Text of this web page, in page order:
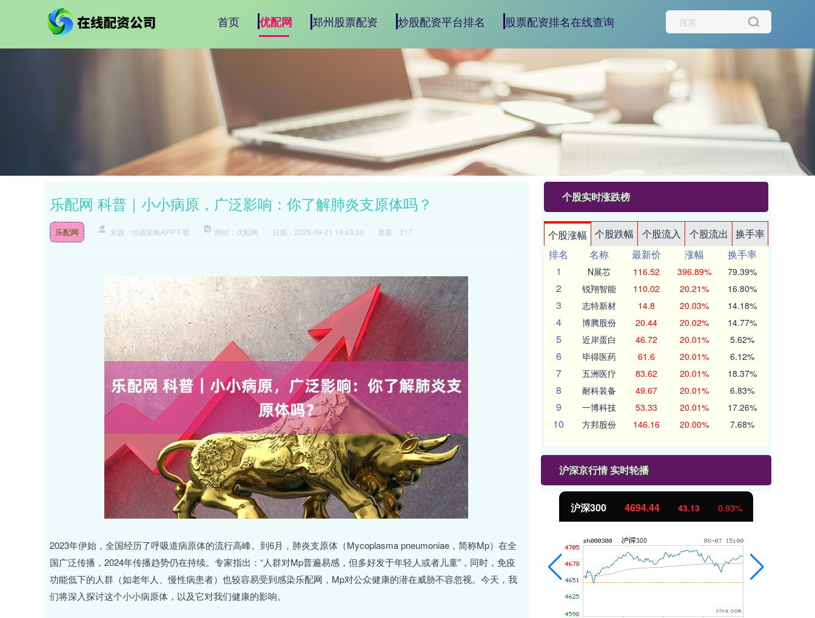
首页 优配网 郑州股票配资 炒股配资平台排名 股票配资排名在线查询
乐配网 科普｜小小病原，广泛影响：你了解肺炎支原体吗？
乐配网 来源：恒盛策略APP下载 网站：优配网 日期：2025-09-21 19:43:30 查看：217
2023年伊始，全国经历了呼吸道病原体的流行高峰。到6月，肺炎支原体（Mycoplasma pneumoniae，简称Mp）在全
国广泛传播，2024年传播趋势仍在持续。专家指出：“人群对Mp普遍易感，但多好发于年轻人或者儿童”，同时，免疫
功能低下的人群（如老年人、慢性病患者）也较容易受到感染乐配网，Mp对公众健康的潜在威胁不容忽视。今天，我
们将深入探讨这个小小病原体，以及它对我们健康的影响。
个股实时涨跌榜
个股涨幅 个股跌幅 个股流入 个股流出
换手率
排名
名称 最新价 涨幅
换手率
1
N展芯 116.52 396.89% 79.39%
2 锐翔智能 110.02 20.21% 16.80%
3 志特新材 14.8 20.03% 14.18%
4 博腾股份 20.44 20.02% 14.77%
5 近岸蛋白 46.72 20.01% 5.62%
6 毕得医药 61.6 20.01% 6.12%
7 五洲医疗 83.62 20.01% 18.37%
8 耐科装备 49.67 20.01% 6.83%
9 一博科技 53.33 20.01% 17.26%
10 方邦股份 146.16 20.00% 7.68%
沪深京行情 实时轮播
上证指数 3940.04 39.68 1.02% 深证成指 14311.01 200.89 沪深300 4694.44 43.13 0.93%